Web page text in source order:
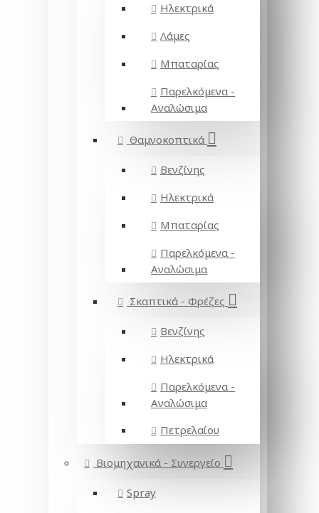
Ηλεκτρικά
Λάμες
Μπαταρίας
Παρελκόμενα -
Αναλώσιμα
Θαμνοκοπτικά
Βενζίνης
Ηλεκτρικά
Μπαταρίας
Παρελκόμενα -
Αναλώσιμα
Σκαπτικά - Φρέζες
Βενζίνης
Ηλεκτρικά
Παρελκόμενα -
Αναλώσιμα
Πετρελαίου
Βιομηχανικά - Συνεργείο
Spray